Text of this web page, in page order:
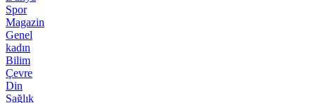
Spor
Magazin
Genel
kadın
Bilim
Çevre
Din
Sağlık